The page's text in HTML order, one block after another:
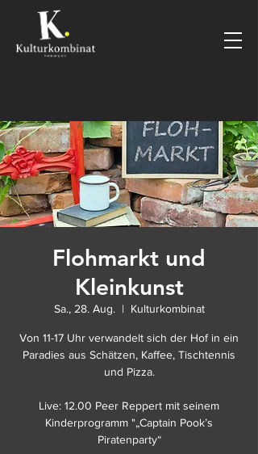
Flohmarkt und
Kleinkunst
Sa., 28. Aug.
  |
Kulturkombinat
Von 11-17 Uhr verwandelt sich der Hof in ein
Paradies aus Schätzen, Kaffee, Tischtennis
und Pizza.
Live: 12.00 Peer Reppert mit seinem
Kinderprogramm "„Captain Pook’s
Piratenparty“